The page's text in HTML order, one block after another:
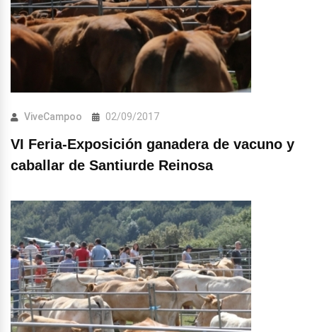
ViveCampoo 02/09/2017
VI Feria-Exposición ganadera de vacuno y
caballar de Santiurde Reinosa